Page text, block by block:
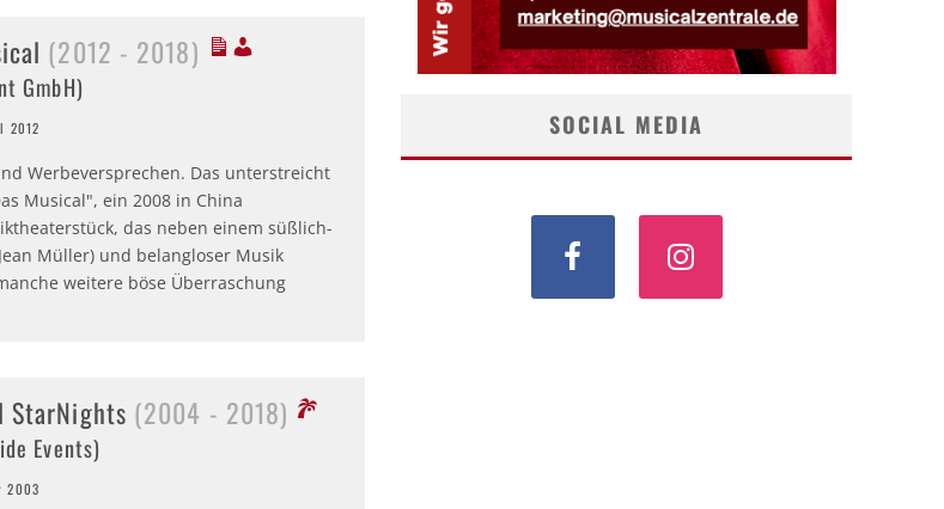
(2012 - 2018)
GmbH)
2012
Werbeversprechen. Das unterstreicht
Musical", ein 2008 in China
das neben einem süßlich-
Müller) und belangloser Musik
weitere böse Überraschung
StarNights (2004 - 2018)
Events)
2003
SOCIAL MEDIA